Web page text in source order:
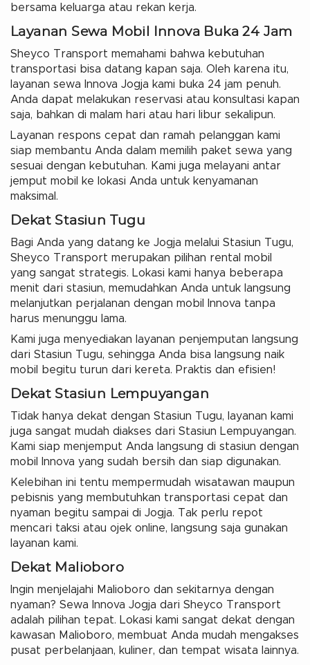
bersama keluarga atau rekan kerja.
Layanan Sewa Mobil Innova Buka 24 Jam
Sheyco Transport memahami bahwa kebutuhan
transportasi bisa datang kapan saja. Oleh karena itu,
layanan sewa Innova Jogja kami buka 24 jam penuh.
Anda dapat melakukan reservasi atau konsultasi kapan
saja, bahkan di malam hari atau hari libur sekalipun.
Layanan respons cepat dan ramah pelanggan kami
siap membantu Anda dalam memilih paket sewa yang
sesuai dengan kebutuhan. Kami juga melayani antar
jemput mobil ke lokasi Anda untuk kenyamanan
maksimal.
Dekat Stasiun Tugu
Bagi Anda yang datang ke Jogja melalui Stasiun Tugu,
Sheyco Transport merupakan pilihan rental mobil
yang sangat strategis. Lokasi kami hanya beberapa
menit dari stasiun, memudahkan Anda untuk langsung
melanjutkan perjalanan dengan mobil Innova tanpa
harus menunggu lama.
Kami juga menyediakan layanan penjemputan langsung
dari Stasiun Tugu, sehingga Anda bisa langsung naik
mobil begitu turun dari kereta. Praktis dan efisien!
Dekat Stasiun Lempuyangan
Tidak hanya dekat dengan Stasiun Tugu, layanan kami
juga sangat mudah diakses dari Stasiun Lempuyangan.
Kami siap menjemput Anda langsung di stasiun dengan
mobil Innova yang sudah bersih dan siap digunakan.
Kelebihan ini tentu mempermudah wisatawan maupun
pebisnis yang membutuhkan transportasi cepat dan
nyaman begitu sampai di Jogja. Tak perlu repot
mencari taksi atau ojek online, langsung saja gunakan
layanan kami.
Dekat Malioboro
Ingin menjelajahi Malioboro dan sekitarnya dengan
nyaman? Sewa Innova Jogja dari Sheyco Transport
adalah pilihan tepat. Lokasi kami sangat dekat dengan
kawasan Malioboro, membuat Anda mudah mengakses
pusat perbelanjaan, kuliner, dan tempat wisata lainnya.